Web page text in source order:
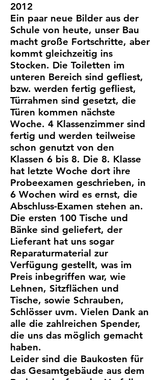
2012
Ein paar neue Bilder aus der
Schule von heute, unser Bau
macht große Fortschritte, aber
kommt gleichzeitig ins
Stocken. Die Toiletten im
unteren Bereich sind gefliest,
bzw. werden fertig gefliest,
Türrahmen sind gesetzt, die
Türen kommen nächste
Woche. 4 Klassenzimmer sind
fertig und werden teilweise
schon genutzt von den
Klassen 6 bis 8. Die 8. Klasse
hat letzte Woche dort ihre
Probeexamen geschrieben, in
6 Wochen wird es ernst, die
Abschluss-Examen stehen an.
Die ersten 100 Tische und
Bänke sind geliefert, der
Lieferant hat uns sogar
Reparaturmaterial zur
Verfügung gestellt, was im
Preis inbegriffen war, wie
Lehnen, Sitzflächen und
Tische, sowie Schrauben,
Schlösser uvm. Vielen Dank an
alle die zahlreichen Spender,
die uns das möglich gemacht
haben.
Leider sind die Baukosten für
das Gesamtgebäude aus dem